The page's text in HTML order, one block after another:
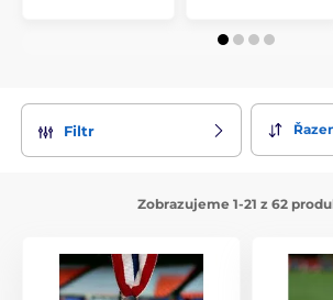
Filtr
Zobrazujeme 1-21 z 62